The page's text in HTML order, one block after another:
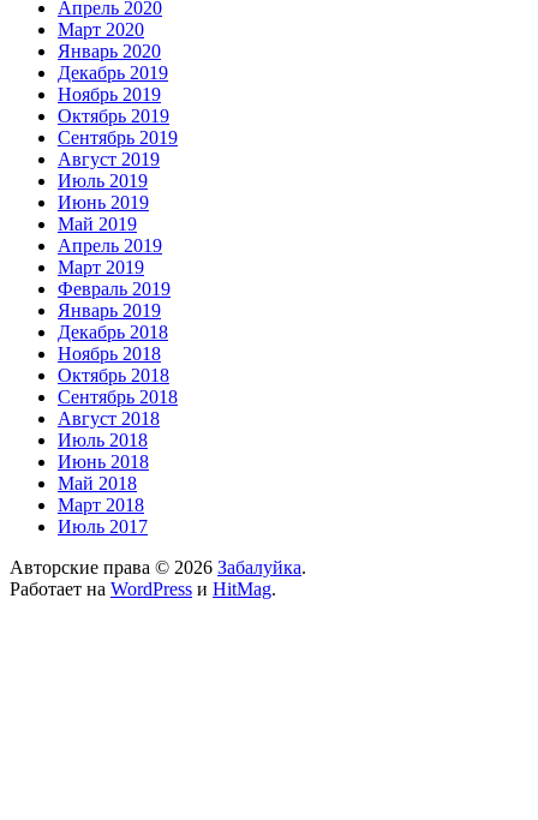
Апрель 2020
Март 2020
Январь 2020
Декабрь 2019
Ноябрь 2019
Октябрь 2019
Сентябрь 2019
Август 2019
Июль 2019
Июнь 2019
Май 2019
Апрель 2019
Март 2019
Февраль 2019
Январь 2019
Декабрь 2018
Ноябрь 2018
Октябрь 2018
Сентябрь 2018
Август 2018
Июль 2018
Июнь 2018
Май 2018
Март 2018
Июль 2017
Авторские права © 2026 Забалуйка.
Работает на WordPress и HitMag.